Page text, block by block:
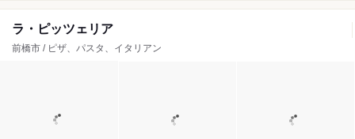
ラ・ピッツェリア
前橋市 / ピザ、パスタ、イタリアン